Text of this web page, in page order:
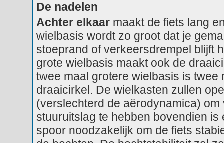
De nadelen
Achter elkaar maakt de fiets lang
wielbasis wordt zo groot dat je
stoeprand of verkeersdrempel blijft
grote wielbasis maakt ook de
twee maal grotere wielbasis is twee
draaicirkel. De wielkasten zullen
(verslechterd de aërodynamica) om
stuuruitslag te hebben bovendien is
spoor noodzakelijk om de fiets